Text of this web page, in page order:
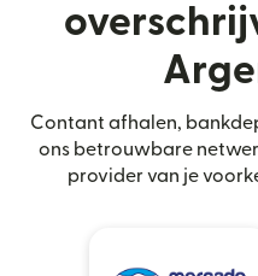
Contant afhalen,
ons betrouwbare
provider van je